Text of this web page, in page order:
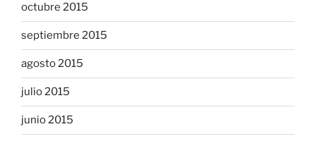
octubre 2015
septiembre 2015
agosto 2015
julio 2015
junio 2015